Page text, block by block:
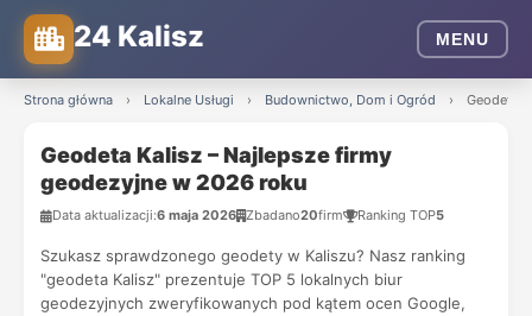
24 Kalisz MENU
Strona główna › Lokalne Usługi › Budownictwo, Dom i Ogród › Geodeta
Geodeta Kalisz – Najlepsze firmy
geodezyjne w 2026 roku
Data aktualizacji:6 maja 2026 Zbadano20firm Ranking TOP5
Szukasz sprawdzonego geodety w Kaliszu? Nasz ranking
"geodeta Kalisz" prezentuje TOP 5 lokalnych biur
geodezyjnych zweryfikowanych pod kątem ocen Google,